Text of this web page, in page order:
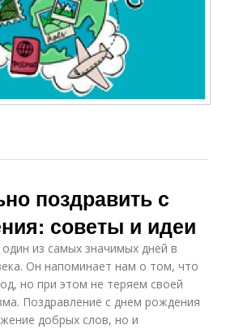
поздравить с
советы и идеи
из самых значимых дней в
Он напоминает нам о том, что
но при этом не теряем своей
Поздравление с днем рождения
добрых слов, но и